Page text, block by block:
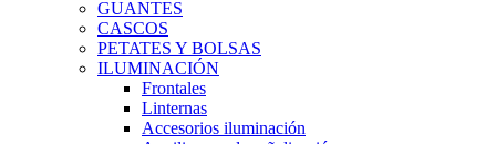
GUANTES
CASCOS
PETATES Y BOLSAS
ILUMINACIÓN
Frontales
Linternas
Accesorios iluminación